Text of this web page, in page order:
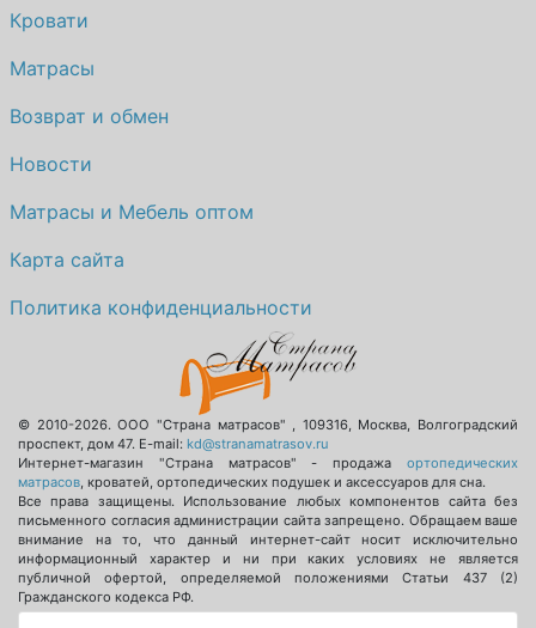
Кровати
Матрасы
Возврат и обмен
Новости
Матрасы и Мебель оптом
Карта сайта
Политика конфиденциальности
© 2010-2026.ООО "Страна матрасов" , 109316, Москва, Волгоградский
проспект, дом 47. E-mail: kd@stranamatrasov.ru
Интернет-магазин "Страна матрасов" - продажа ортопедических
матрасов, кроватей, ортопедических подушек и аксессуаров для сна.
Все права защищены. Использование любых компонентов сайта без
письменного согласия администрации сайта запрещено. Обращаем ваше
внимание на то, что данный интернет-сайт носит исключительно
информационный характер и ни при каких условиях не является
публичной офертой, определяемой положениями Статьи 437 (2)
Гражданского кодекса РФ.